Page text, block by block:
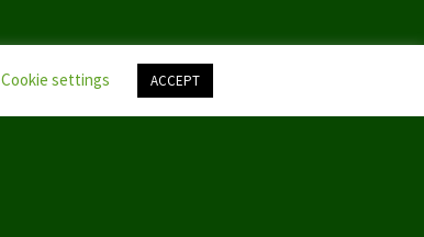
Cookie settings ACCEPT